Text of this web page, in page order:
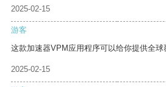
2025-02-15
游客
这款加速器VPM应用程序可以给你提供全球
2025-02-15